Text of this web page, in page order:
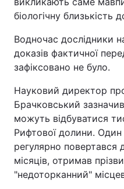
біологічну близькість
Водночас дослідники
доказів фактичної
зафіксовано не було.
Науковий директор
Брачковський
можуть відбуватися
Рифтової долини. Один
регулярно повертався
місяців, отримав
"недоторканний"